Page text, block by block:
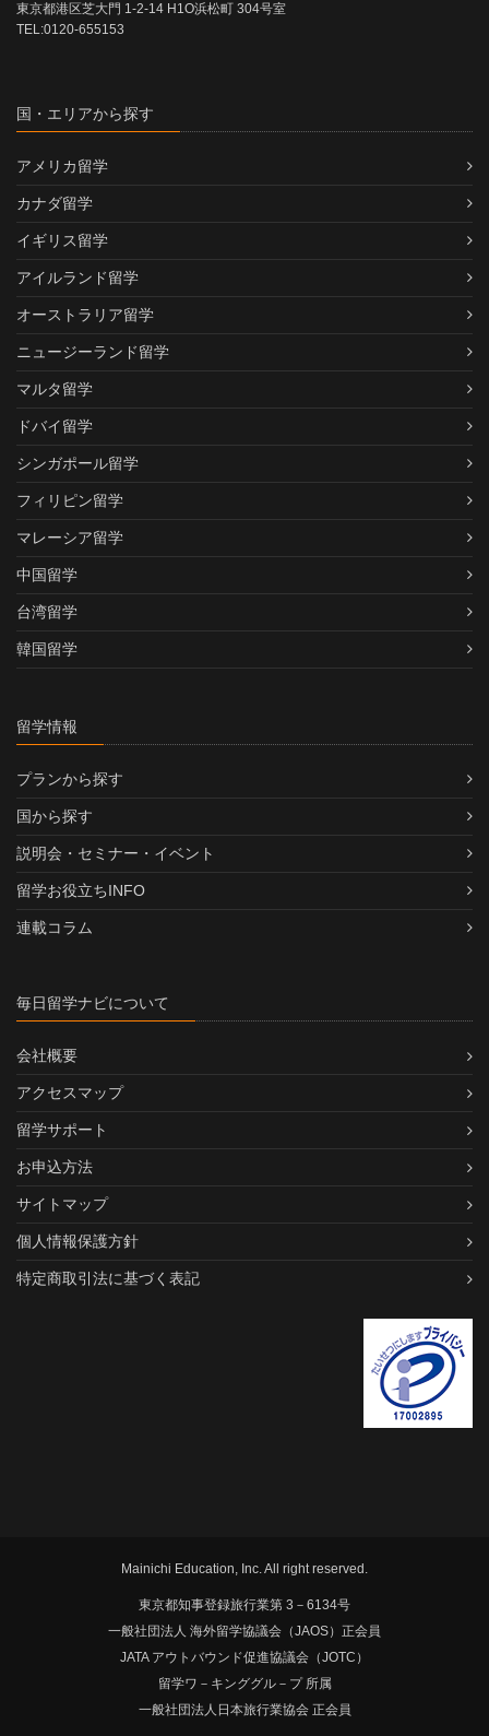
東京都港区芝大門 1-2-14 H1O浜松町 304号室
TEL:0120-655153
国・エリアから探す
アメリカ留学
カナダ留学
イギリス留学
アイルランド留学
オーストラリア留学
ニュージーランド留学
マルタ留学
ドバイ留学
シンガポール留学
フィリピン留学
マレーシア留学
中国留学
台湾留学
韓国留学
留学情報
プランから探す
国から探す
説明会・セミナー・イベント
留学お役立ちINFO
連載コラム
毎日留学ナビについて
会社概要
アクセスマップ
留学サポート
お申込方法
サイトマップ
個人情報保護方針
特定商取引法に基づく表記
Mainichi Education, Inc. All right reserved.
東京都知事登録旅行業第 3－6134号
一般社団法人 海外留学協議会（JAOS）正会員
JATA アウトバウンド促進協議会（JOTC）
留学ワ－キンググル－プ 所属
一般社団法人日本旅行業協会 正会員